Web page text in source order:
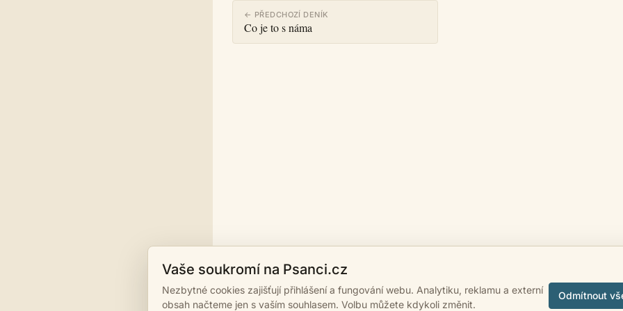
← PŘEDCHOZÍ DENÍK
Co je to s náma
Vaše soukromí na Psanci.cz
Nezbytné cookies zajišťují přihlášení a fungování webu. Analytiku, reklamu a externí
obsah načteme jen s vaším souhlasem. Volbu můžete kdykoli změnit.
Odmítnout